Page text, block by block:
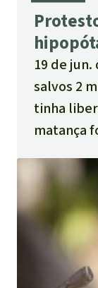
19 de jun.
salvos 2
tinha
matança